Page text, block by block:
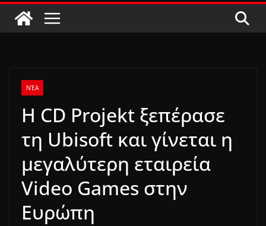
ΝΈΑ
Η CD Projekt ξεπέρασε
τη Ubisoft και γίνεται η
μεγαλύτερη εταιρεία
Video Games στην
Ευρώπη